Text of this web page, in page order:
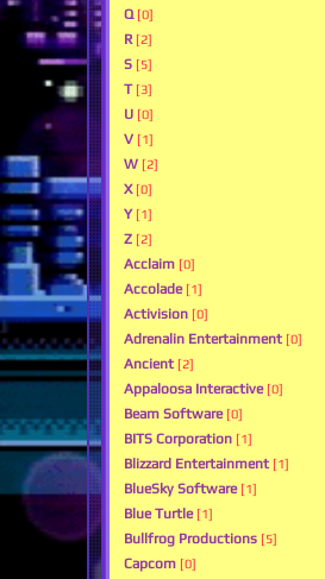
Q [0]
R [2]
S [5]
T [3]
U [0]
V [1]
W [2]
X [0]
Y [1]
Z [2]
Acclaim [0]
Accolade [1]
Activision [0]
Adrenalin Entertainment [0]
Ancient [2]
Appaloosa Interactive [0]
Beam Software [0]
BITS Corporation [1]
Blizzard Entertainment [1]
BlueSky Software [1]
Blue Turtle [1]
Bullfrog Productions [5]
Capcom [0]